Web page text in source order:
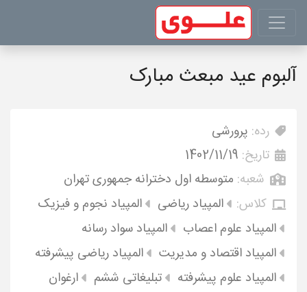
آلبوم عید مبعث مبارک
رده: پرورشی
تاریخ: 1402/11/19
شعبه: متوسطه اول دخترانه جمهوری تهران
کلاس:
المپیاد ریاضی
المپیاد نجوم و فیزیک
المپیاد علوم اعصاب
المپیاد سواد رسانه
المپیاد اقتصاد و مدیریت
المپیاد ریاضی پیشرفته
المپیاد علوم پیشرفته
تبلیغاتی ششم
ارغوان